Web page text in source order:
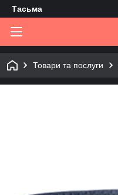
Tасьма
Товари та послуги